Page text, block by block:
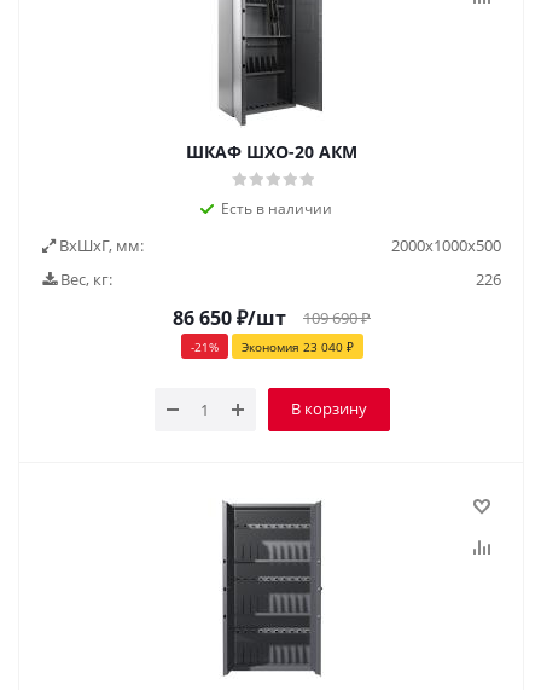
ШКАФ ШХО-20 АКМ
Есть в наличии
ВxШxГ, мм:
2000x1000x500
Вес, кг:
226
86 650₽/шт 109 690₽
-21% Экономия 23 040₽
В корзину